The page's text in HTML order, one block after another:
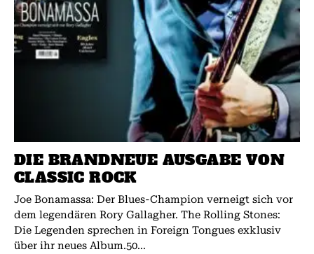
DIE BRANDNEUE AUSGABE VON
CLASSIC ROCK
Joe Bonamassa: Der Blues-Champion verneigt sich vor
dem legendären Rory Gallagher. The Rolling Stones:
Die Legenden sprechen in Foreign Tongues exklusiv
über ihr neues Album.50...